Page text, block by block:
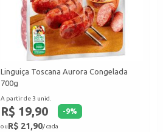
Linguiça Toscana Aurora Congelada
700g
A partir de 3 unid.
R$ 19,90 -9%
ouR$ 21,90/ cada